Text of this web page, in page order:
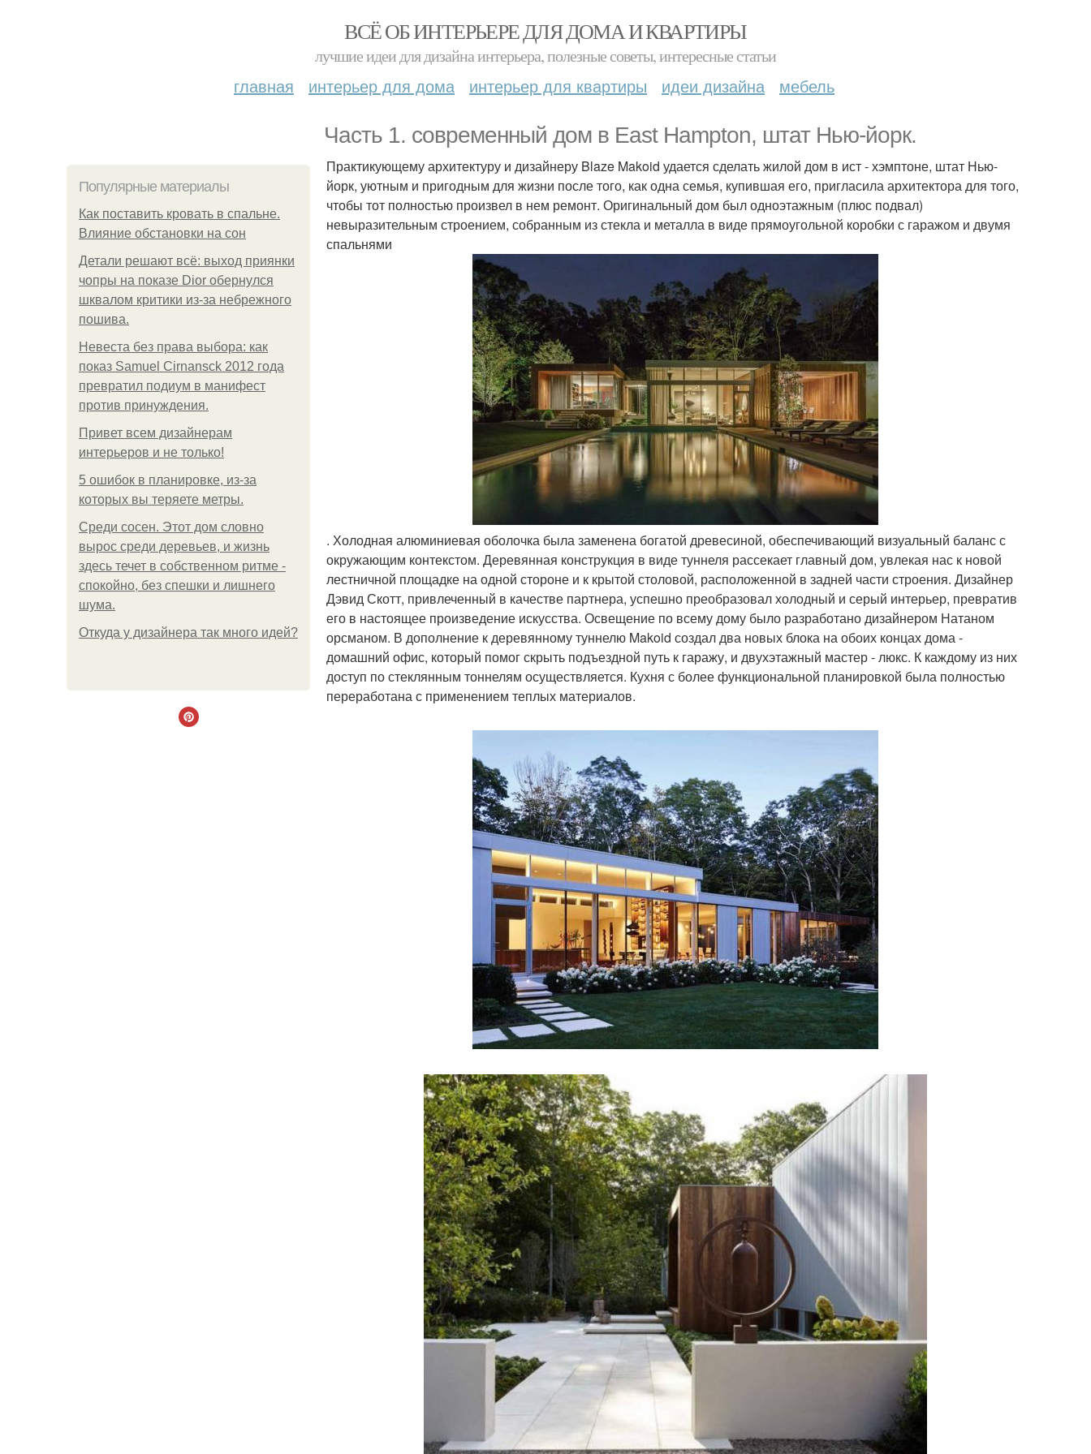
ВСЁ ОБ ИНТЕРЬЕРЕ ДЛЯ ДОМА И КВАРТИРЫ
лучшие идеи для дизайна интерьера, полезные советы, интересные статьи
главная интерьер для дома интерьер для квартиры идеи дизайна мебель
Часть 1. современный дом в East Hampton, штат Нью-йорк.
Популярные материалы
Как поставить кровать в спальне.
Влияние обстановки на сон
Детали решают всё: выход приянки
чопры на показе Dior обернулся
шквалом критики из-за небрежного
пошива.
Невеста без права выбора: как
показ Samuel Cirnansck 2012 года
превратил подиум в манифест
против принуждения.
Привет всем дизайнерам
интерьеров и не только!
5 ошибок в планировке, из-за
которых вы теряете метры.
Среди сосен. Этот дом словно
вырос среди деревьев, и жизнь
здесь течет в собственном ритме -
спокойно, без спешки и лишнего
шума.
Откуда у дизайнера так много идей?
Практикующему архитектуру и дизайнеру Blaze Makoid удается сделать жилой дом в ист - хэмптоне, штат Нью-
йорк, уютным и пригодным для жизни после того, как одна семья, купившая его, пригласила архитектора для того,
чтобы тот полностью произвел в нем ремонт. Оригинальный дом был одноэтажным (плюс подвал)
невыразительным строением, собранным из стекла и металла в виде прямоугольной коробки с гаражом и двумя
спальнями
. Холодная алюминиевая оболочка была заменена богатой древесиной, обеспечивающий визуальный баланс с
окружающим контекстом. Деревянная конструкция в виде туннеля рассекает главный дом, увлекая нас к новой
лестничной площадке на одной стороне и к крытой столовой, расположенной в задней части строения. Дизайнер
Дэвид Скотт, привлеченный в качестве партнера, успешно преобразовал холодный и серый интерьер, превратив
его в настоящее произведение искусства. Освещение по всему дому было разработано дизайнером Натаном
орсманом. В дополнение к деревянному туннелю Makoid создал два новых блока на обоих концах дома -
домашний офис, который помог скрыть подъездной путь к гаражу, и двухэтажный мастер - люкс. К каждому из них
доступ по стеклянным тоннелям осуществляется. Кухня с более функциональной планировкой была полностью
переработана с применением теплых материалов.